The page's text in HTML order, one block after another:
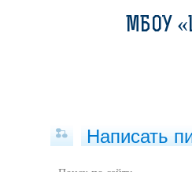
МБОУ
Написать